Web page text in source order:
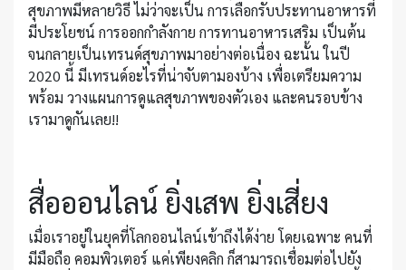
สุขภาพมีหลายวิธี ไม่ว่าจะเป็น การเลือกรับประทานอาหารที่
มีประโยชน์ การออกกำลังกาย การทานอาหารเสริม เป็นต้น
จนกลายเป็นเทรนด์สุขภาพมาอย่างต่อเนื่อง ฉะนั้น ในปี
2020 นี้ มีเทรนด์อะไรที่น่าจับตามองบ้าง เพื่อเตรียมความ
พร้อม วางแผนการดูแลสุขภาพของตัวเอง และคนรอบข้าง
เรามาดูกันเลย!!
สื่อออนไลน์ ยิ่งเสพ ยิ่งเสี่ยง
เมื่อเราอยู่ในยุคที่โลกออนไลน์เข้าถึงได้ง่าย โดยเฉพาะ คนที่
มีมือถือ คอมพิวเตอร์ แค่เพียงคลิก ก็สามารถเชื่อมต่อไปยัง